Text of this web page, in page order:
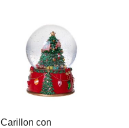
Carillon con